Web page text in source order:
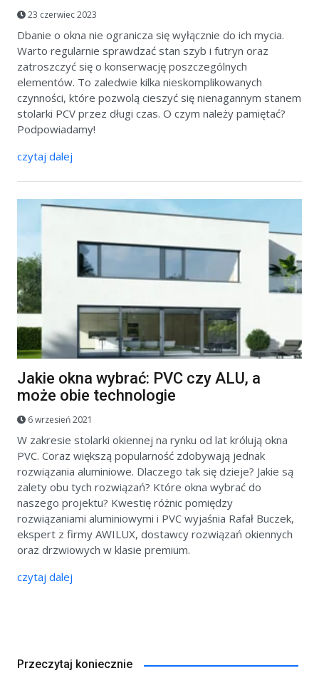
23 czerwiec 2023
Dbanie o okna nie ogranicza się wyłącznie do ich mycia.
Warto regularnie sprawdzać stan szyb i futryn oraz
zatroszczyć się o konserwację poszczególnych
elementów. To zaledwie kilka nieskomplikowanych
czynności, które pozwolą cieszyć się nienagannym stanem
stolarki PCV przez długi czas. O czym należy pamiętać?
Podpowiadamy!
czytaj dalej
Jakie okna wybrać: PVC czy ALU, a
może obie technologie
6 wrzesień 2021
W zakresie stolarki okiennej na rynku od lat królują okna
PVC. Coraz większą popularność zdobywają jednak
rozwiązania aluminiowe. Dlaczego tak się dzieje? Jakie są
zalety obu tych rozwiązań? Które okna wybrać do
naszego projektu? Kwestię różnic pomiędzy
rozwiązaniami aluminiowymi i PVC wyjaśnia Rafał Buczek,
ekspert z firmy AWILUX, dostawcy rozwiązań okiennych
oraz drzwiowych w klasie premium.
czytaj dalej
Przeczytaj koniecznie